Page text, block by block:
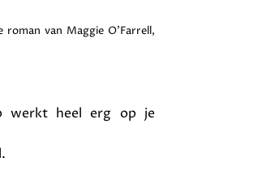
roman van Maggie O'Farrell,
werkt heel erg op je